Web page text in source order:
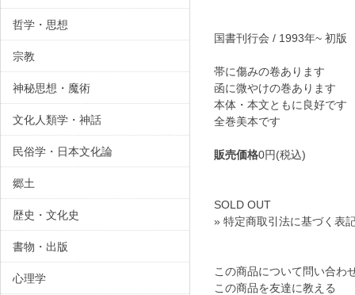
国書刊行会 / 1993年~ 初
帯に傷みの卷あります
函に微やけの巻あります
本体・本文ともに良好で
全巻美本です
販売価格0円(税込)
SOLD OUT
» 特定商取引法に基づく表
この商品について問い合わ
この商品を友達に教える
哲学・思想
宗教
神秘思想・魔術
文化人類学・神話
民俗学・日本文化論
郷土
歴史・文化史
書物・出版
心理学